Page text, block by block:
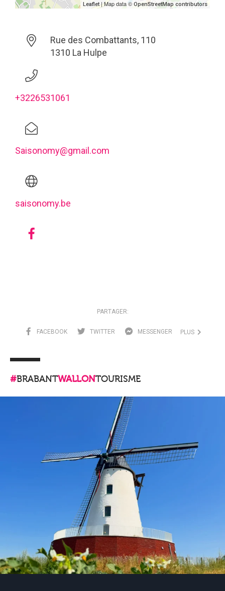
Leaflet| Map data © OpenStreetMap contributors
Rue des Combattants, 110
1310 La Hulpe
+3226531061
Saisonomy@gmail.com
saisonomy.be
PARTAGER:
FACEBOOK TWITTER MESSENGER PLUS
#BRABANTWALLONTOURISME